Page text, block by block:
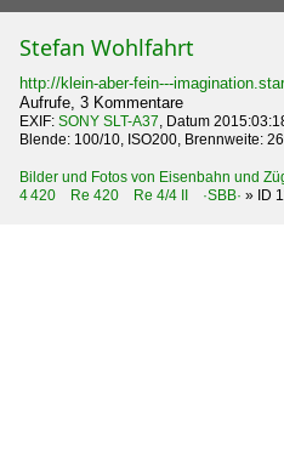
Stefan Wohlfahrt
http://klein-aber-fein---
Aufrufe, 3 Kommentare
EXIF: SONY SLT-A37, Datum
Blende: 100/10, ISO200, Brennweite:
Bilder und Fotos von Eisenbahn und
4 420 Re 420 Re 4/4 II ·SBB· » ID